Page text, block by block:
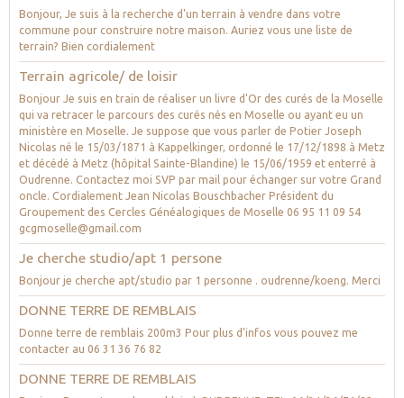
Bonjour, Je suis à la recherche d'un terrain à vendre dans votre
commune pour construire notre maison. Auriez vous une liste de
terrain? Bien cordialement
Terrain agricole/ de loisir
Bonjour Je suis en train de réaliser un livre d'Or des curés de la Moselle
qui va retracer le parcours des curés nés en Moselle ou ayant eu un
ministère en Moselle. Je suppose que vous parler de Potier Joseph
Nicolas né le 15/03/1871 à Kappelkinger, ordonné le 17/12/1898 à Metz
et décédé à Metz (hôpital Sainte-Blandine) le 15/06/1959 et enterré à
Oudrenne. Contactez moi SVP par mail pour échanger sur votre Grand
oncle. Cordialement Jean Nicolas Bouschbacher Président du
Groupement des Cercles Généalogiques de Moselle 06 95 11 09 54
gcgmoselle@gmail.com
Je cherche studio/apt 1 persone
Bonjour je cherche apt/studio par 1 personne . oudrenne/koeng. Merci
DONNE TERRE DE REMBLAIS
Donne terre de remblais 200m3 Pour plus d'infos vous pouvez me
contacter au 06 31 36 76 82
DONNE TERRE DE REMBLAIS